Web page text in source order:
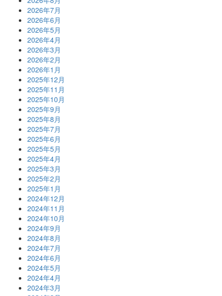
2026年7月
2026年6月
2026年5月
2026年4月
2026年3月
2026年2月
2026年1月
2025年12月
2025年11月
2025年10月
2025年9月
2025年8月
2025年7月
2025年6月
2025年5月
2025年4月
2025年3月
2025年2月
2025年1月
2024年12月
2024年11月
2024年10月
2024年9月
2024年8月
2024年7月
2024年6月
2024年5月
2024年4月
2024年3月